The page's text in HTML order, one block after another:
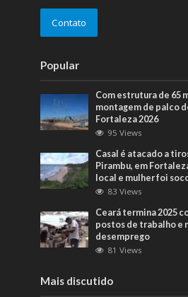
Contato
Popular
Com estrutura de 65
montagem de palco
Fortaleza 2026
95 Views
Casal é atacado a
Pirambu, em
local e mulher foi
83 Views
Ceará termina 2025
postos de trabalho e
desemprego
81 Views
Mais discutido